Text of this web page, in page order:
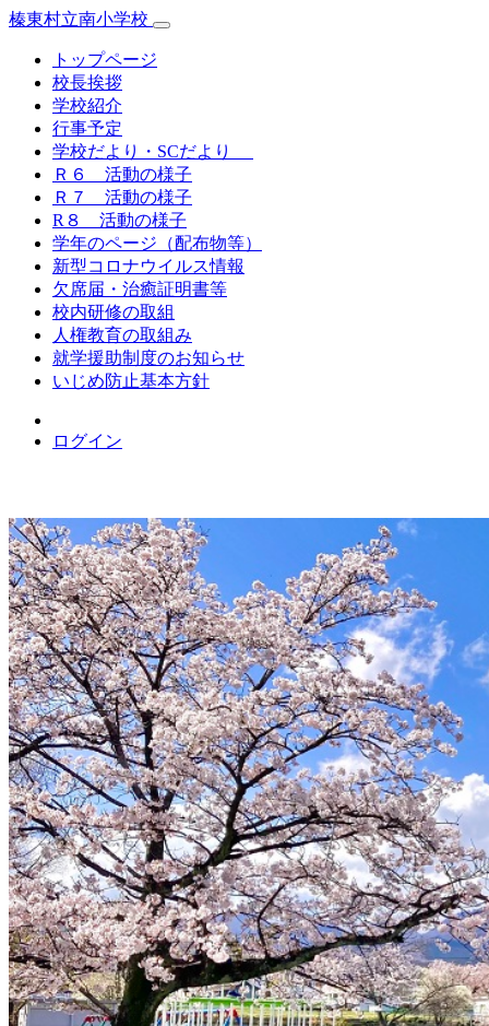
榛東村立南小学校
トップページ
校長挨拶
学校紹介
行事予定
学校だより・SCだより
Ｒ６ 活動の様子
Ｒ７ 活動の様子
R８ 活動の様子
学年のページ（配布物等）
新型コロナウイルス情報
欠席届・治癒証明書等
校内研修の取組
人権教育の取組み
就学援助制度のお知らせ
いじめ防止基本方針
ログイン